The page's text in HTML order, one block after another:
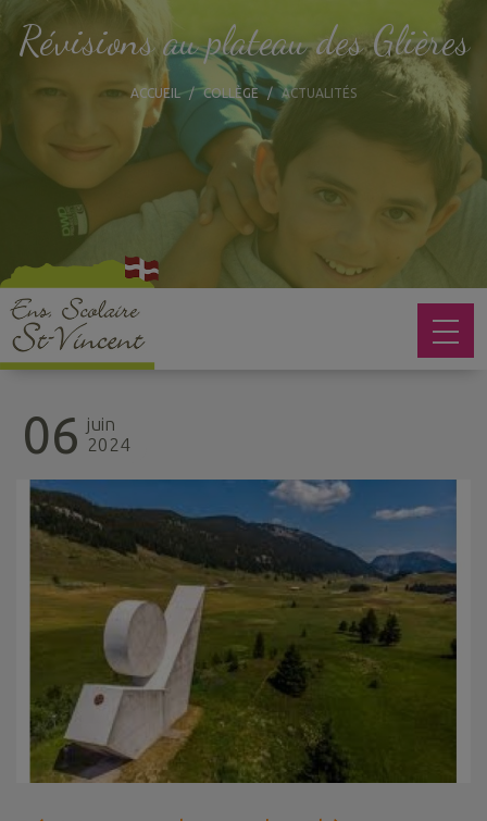
Révisions au plateau des Glières
ACCUEIL COLLÈGE ACTUALITÉS
06 juin
2024